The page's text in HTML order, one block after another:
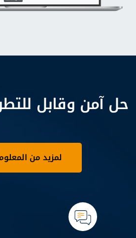
حل آمن وقابل
لمزيد من